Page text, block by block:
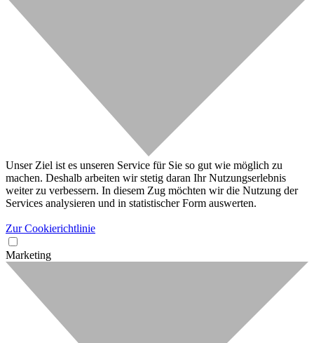
Unser Ziel ist es unseren Service für Sie so gut wie möglich zu
machen. Deshalb arbeiten wir stetig daran Ihr Nutzungserlebnis
weiter zu verbessern. In diesem Zug möchten wir die Nutzung der
Services analysieren und in statistischer Form auswerten.
Zur Cookierichtlinie
Marketing